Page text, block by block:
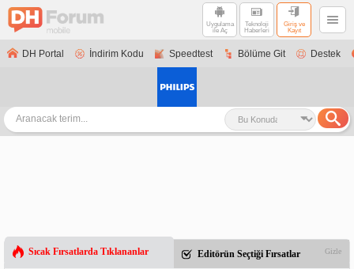
Uygulama
ile Aç
Teknoloji
Haberleri
Giriş ve
Kayıt
DH Portal İndirim Kodu Speedtest Bölüme Git Destek
Sıcak Fırsatlarda Tıklananlar Editörün Seçtiği Fırsatlar Gizle